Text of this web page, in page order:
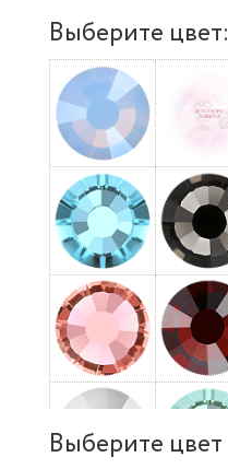
Выберите цвет:
Выберите цвет